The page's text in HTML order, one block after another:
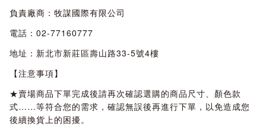
負責廠商：牧謀國際有限公司
電話：02-77160777
地址：新北市新莊區壽山路33-5號4樓
【注意事項】
★賣場商品下單完成後請再次確認選購的商品尺寸、顏色款
式……等符合您的需求，確認無誤後再進行下單，以免造成您
後續換貨上的困擾。